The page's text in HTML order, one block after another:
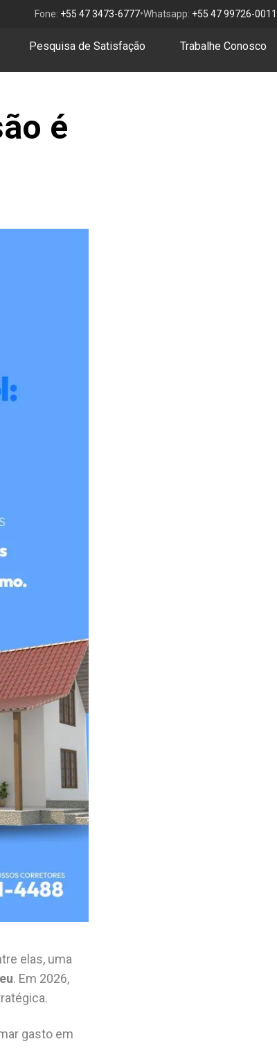
Fone: +55 47 3473-6777•Whatsapp: +55 47 99726-0011
Pesquisa de Satisfação Trabalhe Conosco
é
elas, uma
. Em 2026,
gasto em